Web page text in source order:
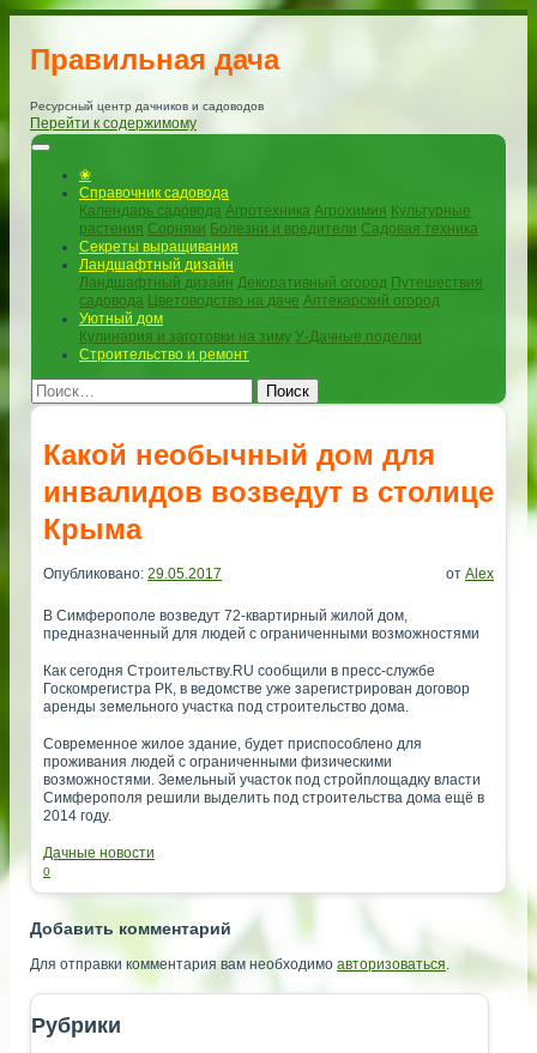
Правильная дача
Ресурсный центр дачников и садоводов
Перейти к содержимому
❀
Справочник садовода
Календарь садовода Агротехника Агрохимия Культурные
растения Сорняки Болезни и вредители Садовая техника
Секреты выращивания
Ландшафтный дизайн
Ландшафтный дизайн Декоративный огород Путешествия
садовода Цветоводство на даче Аптекарский огород
Уютный дом
Кулинария и заготовки на зиму У-Дачные поделки
Строительство и ремонт
Поиск
Какой необычный дом для
инвалидов возведут в столице
Крыма
Опубликовано: 29.05.2017 от Alex
В Симферополе возведут 72-квартирный жилой дом,
предназначенный для людей с ограниченными возможностями
Как сегодня Строительству.RU сообщили в пресс-службе
Госкомрегистра РК, в ведомстве уже зарегистрирован договор
аренды земельного участка под строительство дома.
Современное жилое здание, будет приспособлено для
проживания людей с ограниченными физическими
возможностями. Земельный участок под стройплощадку власти
Симферополя решили выделить под строительства дома ещё в
2014 году.
Дачные новости
0
Добавить комментарий
Для отправки комментария вам необходимо авторизоваться.
Рубрики